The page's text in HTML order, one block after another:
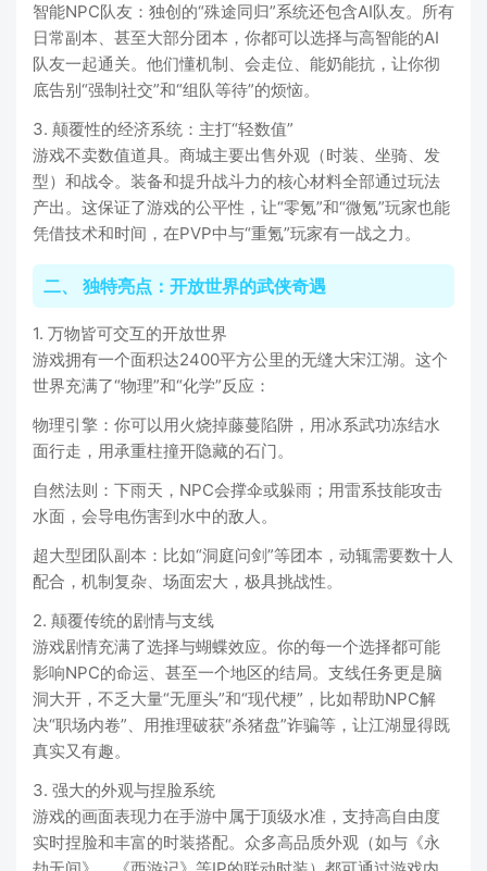
智能NPC队友：独创的“殊途同归”系统还包含AI队友。所有
日常副本、甚至大部分团本，你都可以选择与高智能的AI
队友一起通关。他们懂机制、会走位、能奶能抗，让你彻
底告别“强制社交”和“组队等待”的烦恼。
3. 颠覆性的经济系统：主打“轻数值”
游戏不卖数值道具。商城主要出售外观（时装、坐骑、发
型）和战令。装备和提升战斗力的核心材料全部通过玩法
产出。这保证了游戏的公平性，让“零氪”和“微氪”玩家也能
凭借技术和时间，在PVP中与“重氪”玩家有一战之力。
二、 独特亮点：开放世界的武侠奇遇
1. 万物皆可交互的开放世界
游戏拥有一个面积达2400平方公里的无缝大宋江湖。这个
世界充满了“物理”和“化学”反应：
物理引擎：你可以用火烧掉藤蔓陷阱，用冰系武功冻结水
面行走，用承重柱撞开隐藏的石门。
自然法则：下雨天，NPC会撑伞或躲雨；用雷系技能攻击
水面，会导电伤害到水中的敌人。
超大型团队副本：比如“洞庭问剑”等团本，动辄需要数十人
配合，机制复杂、场面宏大，极具挑战性。
2. 颠覆传统的剧情与支线
游戏剧情充满了选择与蝴蝶效应。你的每一个选择都可能
影响NPC的命运、甚至一个地区的结局。支线任务更是脑
洞大开，不乏大量“无厘头”和“现代梗”，比如帮助NPC解
决“职场内卷”、用推理破获“杀猪盘”诈骗等，让江湖显得既
真实又有趣。
3. 强大的外观与捏脸系统
游戏的画面表现力在手游中属于顶级水准，支持高自由度
实时捏脸和丰富的时装搭配。众多高品质外观（如与《永